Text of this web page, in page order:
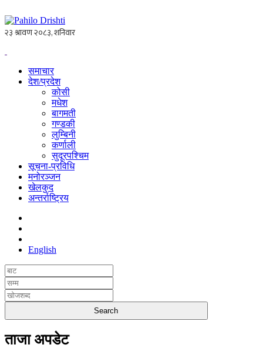
समाचार
देश/प्रदेश
कोसी
मधेश
बागमती
गण्डकी
लुम्बिनी
कर्णाली
सुदूरपश्चिम
सूचना-प्रविधि
मनोरञ्जन
खेलकुद
अन्तर्राष्ट्रिय
English
ताजा अपडेट